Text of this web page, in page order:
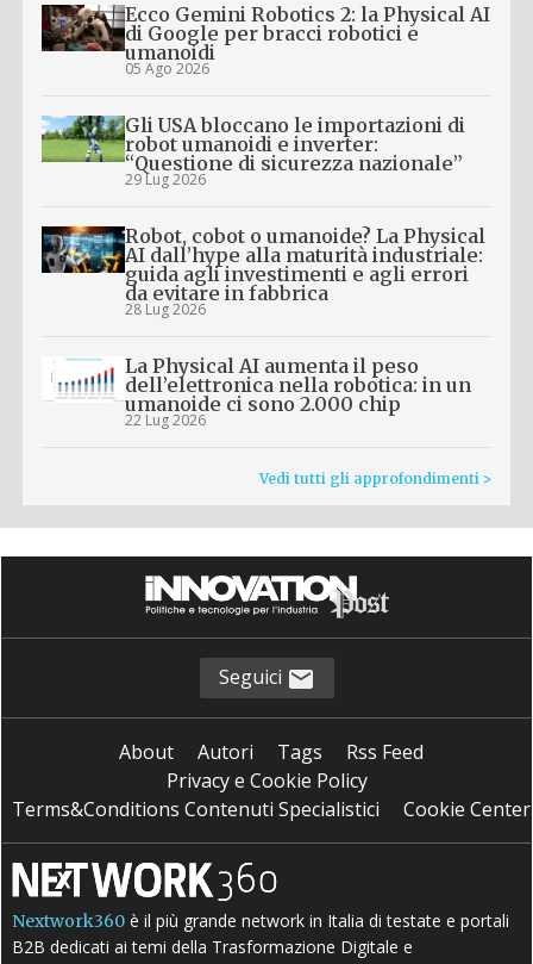
Ecco Gemini Robotics 2: la Physical AI
di Google per bracci robotici e
umanoidi
05 Ago 2026
Gli USA bloccano le importazioni di
robot umanoidi e inverter:
“Questione di sicurezza nazionale”
29 Lug 2026
Robot, cobot o umanoide? La Physical
AI dall’hype alla maturità industriale:
guida agli investimenti e agli errori
da evitare in fabbrica
28 Lug 2026
La Physical AI aumenta il peso
dell’elettronica nella robotica: in un
umanoide ci sono 2.000 chip
22 Lug 2026
Vedi tutti gli approfondimenti >
Seguici
About Autori Tags
Rss Feed
Privacy e Cookie Policy
Terms&Conditions Contenuti Specialistici
Cookie Center
Nextwork360 è il più grande network in Italia di testate e portali
B2B dedicati ai temi della Trasformazione Digitale e